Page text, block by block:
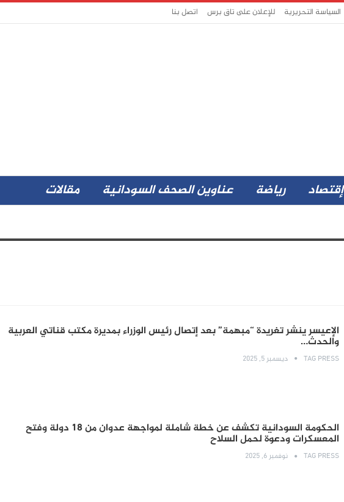
السياسة التحريرية للإعلان على تاق برس اتصل بنا
إقتصاد رياضة عناوين الصحف السودانية مقالات
الإعيسر ينشر تغريدة “مبهمة” بعد إتصال رئيس الوزراء بمديرة مكتب قناتي العربية
والحدث…
TAG PRESS ديسمبر 5, 2025
الحكومة السودانية تكشف عن خطة شاملة لمواجهة عدوان من 18 دولة وفتح
المعسكرات ودعوة لحمل السلاح
TAG PRESS نوفمبر 6, 2025